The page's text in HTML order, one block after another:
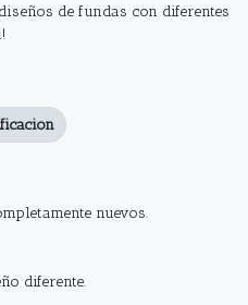
de fundas con diferentes
nuevos.
diferente.